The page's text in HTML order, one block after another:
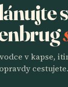
v kapse,
cestujete.